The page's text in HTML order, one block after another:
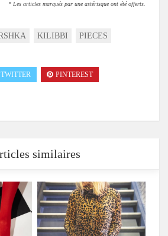
* Les articles marqués par une astérisque ont été offerts.
KILIBBI
PIECES
TWITTER
PINTEREST
similaires